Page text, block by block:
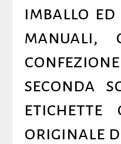
imballo ed
manuali,
seconda
etichette
originale